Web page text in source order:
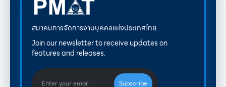
สมาคมการจัดการงานบุคคลแห่งประเทศไทย
Join our newsletter to receive updates on
features and releases.